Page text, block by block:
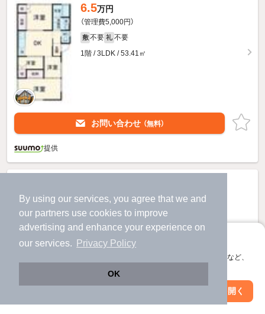
By using our services, you agree that we and
our partners use cookies to improve
advertising and enhance your experience on
our services.
Privacy Policy
OK
アプリに切り替えて、サクサクお部屋探し
会員登録なしですぐ使える。マップ検索やお気に入り保存など、
アプリを開く
6.5万円
（管理費5,000円）
敷 不要 礼 不要
1階 / 3LDK / 53.41㎡
お問い合わせ （無料）
提供
絞り込み条件を変更